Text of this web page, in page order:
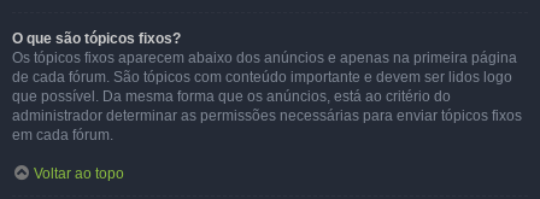
O que são tópicos fixos?
Os tópicos fixos aparecem abaixo dos anúncios e apenas na primeira página
de cada fórum. São tópicos com conteúdo importante e devem ser lidos logo
que possível. Da mesma forma que os anúncios, está ao critério do
administrador determinar as permissões necessárias para enviar tópicos fixos
em cada fórum.
Voltar ao topo